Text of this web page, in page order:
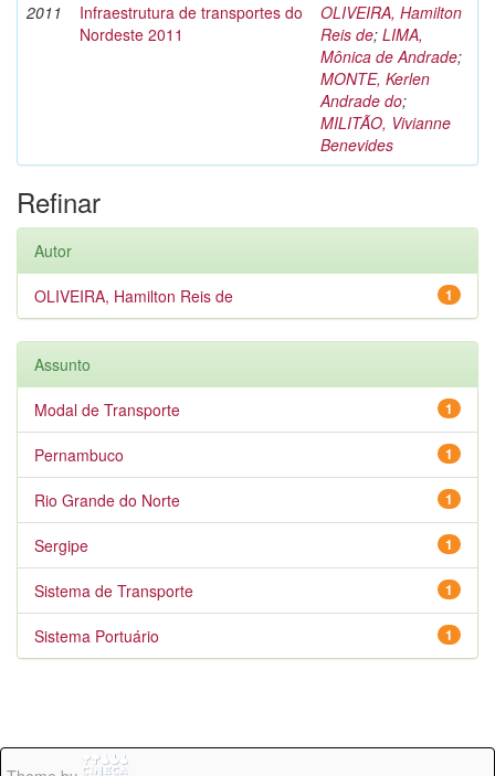
2011
Infraestrutura de transportes do
Nordeste 2011
OLIVEIRA, Hamilton
Reis de; LIMA,
Mônica de Andrade;
MONTE, Kerlen
Andrade do;
MILITÃO, Vivianne
Benevides
Refinar
Autor
1
OLIVEIRA, Hamilton Reis de
Assunto
1
Modal de Transporte
1
Pernambuco
1
Rio Grande do Norte
1
Sergipe
1
Sistema de Transporte
1
Sistema Portuário